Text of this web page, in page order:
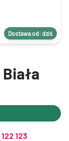
Dostawa od: dziś
123